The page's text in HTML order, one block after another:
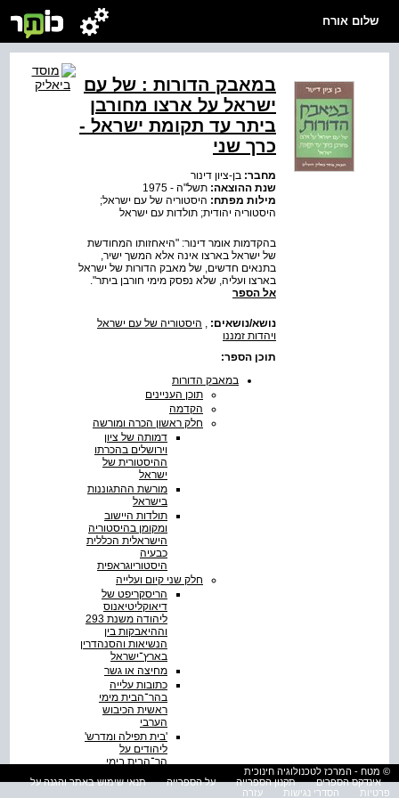
שלום אורח
במאבק הדורות : של עם
ישראל על ארצו מחורבן
ביתר עד תקומת ישראל -
כרך שני
מחבר: בן-ציון דינור
שנת ההוצאה: תשל"ה - 1975
מילות מפתח: היסטוריה של עם ישראל;
היסטוריה יהודית; תולדות עם ישראל
בהקדמות אומר דינור: "היאחזותו המחודשת
של ישראל בארצו אינה אלא המשך ישיר,
בתנאים חדשים, של מאבק הדורות של ישראל
בארצו ועליה, שלא נפסק מימי חורבן ביתר".
אל הספר
נושא/נושאים:
היסטוריה של עם ישראל
ויהדות זמננו
תוכן הספר:
במאבק הדורות
תוכן העניינים
הקדמה
חלק ראשון הכרה ומורשה
דמותה של ציון
וירושלים בהכרתו
ההיסטורית של
ישראל
מורשת ההתגוננות
בישראל
תולדות היישוב
ומקומן בהיסטוריה
הישראלית הכללית
כבעיה
היסטוריוגראפית
חלק שני קיום ועלייה
הריסקריפט של
דיאוקליטיאנוס
ליהודה משנת 293
וההיאבקות בין
הנשיאות והסנהדרין
בארץ־ישראל
מחיצה או גשר
כתובות עלייה
בהר־הבית מימי
ראשית הכיבוש
הערבי
'בית תפילה ומדרש'
ליהודים על
הר־הבית בימי
לתולדות היהודים
© מטח - המרכז לטכנולוגיה חינוכית
אינדקס הספרים
תקנון הספרייה על הספרייה
תנאי שימוש באתר והגנה על
פרטיות
הסדרי נגישות עזרה